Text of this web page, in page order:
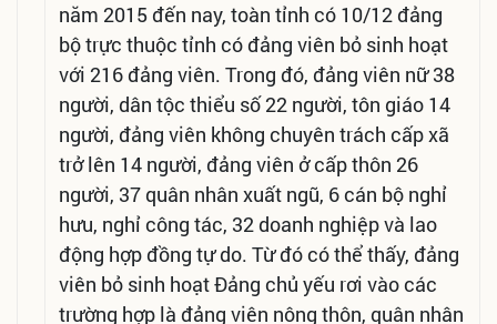
năm 2015 đến nay, toàn tỉnh có 10/12 đảng
bộ trực thuộc tỉnh có đảng viên bỏ sinh hoạt
với 216 đảng viên. Trong đó, đảng viên nữ 38
người, dân tộc thiểu số 22 người, tôn giáo 14
người, đảng viên không chuyên trách cấp xã
trở lên 14 người, đảng viên ở cấp thôn 26
người, 37 quân nhân xuất ngũ, 6 cán bộ nghỉ
hưu, nghỉ công tác, 32 doanh nghiệp và lao
động hợp đồng tự do. Từ đó có thể thấy, đảng
viên bỏ sinh hoạt Đảng chủ yếu rơi vào các
trường hợp là đảng viên nông thôn, quân nhân